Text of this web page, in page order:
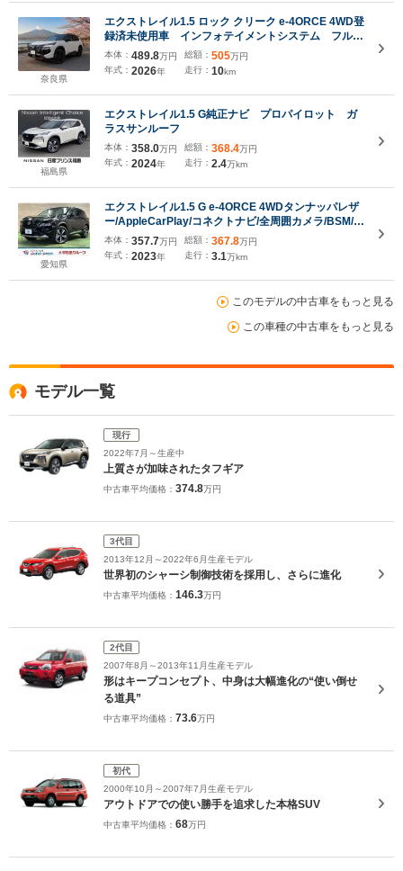
奈良県
エクストレイル1.5 ロック クリーク e-4ORCE 4WD登
録済未使用車 インフォテイメントシステム フルセ
グTV AVM AC100V プロパイロット インテリ
ルームミラー 防水シート ブラックルーフレール
LEDヘッド オートバックドア シート/ハンドルヒ
ーター SOS
本体： 489.8万円
年式： 2026年
総額： 505万円
走行： 10km
福島県
エクストレイル1.5 G純正ナビ プロパイロット ガ
ラスサンルーフ
本体： 358.0万円
年式： 2024年
総額： 368.4万円
走行： 2.4万km
愛知県
エクストレイル1.5 G e-4ORCE 4WDタンナッパレザ
ー/AppleCarPlay/コネクトナビ/全周囲カメラ/BSM/デ
ジタルミラー/プロパイロット/シートヒーター/パワー
バックドア/パワーシート/ETC/AC100V/コーナーセン
本体： 357.7万円
年式： 2023年
総額： 367.8万円
走行： 3.1万km
このモデルの中古車をもっと見る
この車種の中古車をもっと見る
モデル一覧
現行
2022年7月～生産中
上質さが加味されたタフギア
中古車平均価格： 374.8万円
3代目
2013年12月～2022年6月生産モデル
世界初のシャーシ制御技術を採用し、さらに進化
中古車平均価格： 146.3万円
2代目
2007年8月～2013年11月生産モデル
形はキープコンセプト、中身は大幅進化の“使い倒せ
る道具”
中古車平均価格： 73.6万円
初代
2000年10月～2007年7月生産モデル
アウトドアでの使い勝手を追求した本格SUV
中古車平均価格： 68万円